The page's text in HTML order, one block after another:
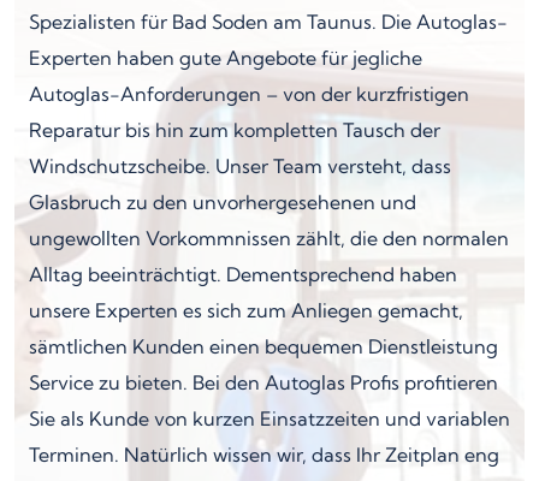
Spezialisten für Bad Soden am Taunus. Die Autoglas-
Experten haben gute Angebote für jegliche
Autoglas-Anforderungen – von der kurzfristigen
Reparatur bis hin zum kompletten Tausch der
Windschutzscheibe. Unser Team versteht, dass
Glasbruch zu den unvorhergesehenen und
ungewollten Vorkommnissen zählt, die den normalen
Alltag beeinträchtigt. Dementsprechend haben
unsere Experten es sich zum Anliegen gemacht,
sämtlichen Kunden einen bequemen Dienstleistung
Service zu bieten. Bei den Autoglas Profis profitieren
Sie als Kunde von kurzen Einsatzzeiten und variablen
Terminen. Natürlich wissen wir, dass Ihr Zeitplan eng